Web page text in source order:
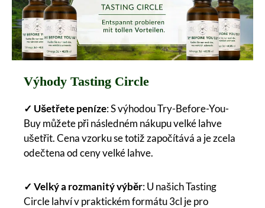
Výhody Tasting Circle
✓ Ušetřete peníze: S výhodou Try-Before-You-
Buy můžete při následném nákupu velké lahve
ušetřit. Cena vzorku se totiž započítává a je zcela
odečtena od ceny velké lahve.
✓ Velký a rozmanitý výběr: U našich Tasting
Circle lahví v praktickém formátu 3cl je pro